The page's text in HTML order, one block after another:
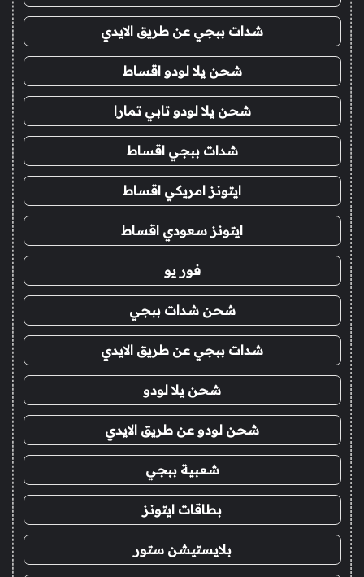
شدات ببجي عن طريق الايدي
شحن يلا لودو اقساط
شحن يلا لودو تابي تمارا
شدات ببجي اقساط
ايتونز امريكي اقساط
ايتونز سعودي اقساط
فور يو
شحن شدات ببجي
شدات ببجي عن طريق الايدي
شحن يلا لودو
شحن لودو عن طريق الايدي
شعبية ببجي
بطاقات ايتونز
بلايستيشن ستور